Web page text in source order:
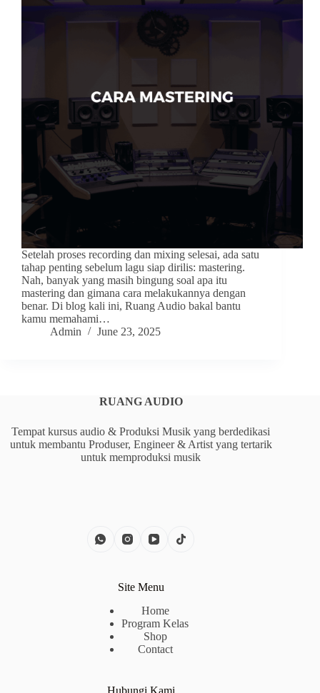
Setelah proses recording dan mixing selesai, ada satu
tahap penting sebelum lagu siap dirilis: mastering.
Nah, banyak yang masih bingung soal apa itu
mastering dan gimana cara melakukannya dengan
benar. Di blog kali ini, Ruang Audio bakal bantu
kamu memahami…
Admin
June 23, 2025
RUANG AUDIO
Tempat kursus audio & Produksi Musik yang berdedikasi
untuk membantu Produser, Engineer & Artist yang tertarik
untuk memproduksi musik
Site Menu
Home
Program Kelas
Shop
Contact